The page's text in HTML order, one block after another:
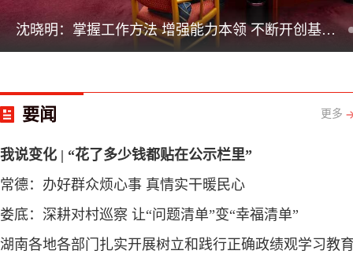
沈晓明：掌握工作方法 增强能力本领 不断开创基层工作新局面
更多
要闻
我说变化 | “花了多少钱都贴在公示栏里”
常德：办好群众烦心事 真情实干暖民心
娄底：深耕对村巡察 让“问题清单”变“幸福清单”
湖南各地各部门扎实开展树立和践行正确政绩观学习教